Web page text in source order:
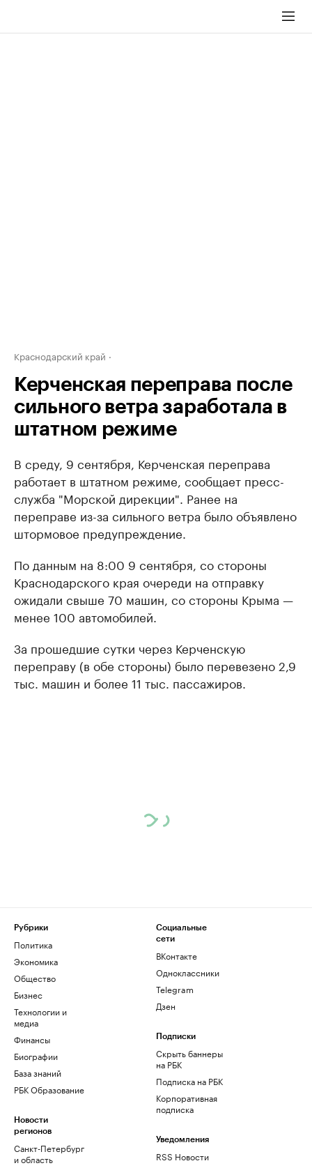
Краснодарский край
Керченская переправа после
сильного ветра заработала в
штатном режиме
В среду, 9 сентября, ​Керченская переправа
работает в штатном режиме, сообщает пресс-
служба "Морской дирекции". Ранее на
переправе из-за сильного ветра было объявлено
штормовое предупреждение.
По данным на 8:00 9 сентября, со стороны
Краснодарского края очереди на отправку
ожидали свыше 70 машин, со стороны Крыма —
менее 100 автомобилей.
За прошедшие сутки через Керченскую
переправу (в обе стороны) было перевезено 2,9
тыс. машин и более 11 тыс. пассажиров.
Рубрики
Политика
Экономика
Общество
Бизнес
Технологии и
медиа
Финансы
Биографии
База знаний
РБК Образование
Новости
регионов
Санкт-Петербург
и область
Социальные
сети
ВКонтакте
Одноклассники
Telegram
Дзен
Подписки
Скрыть баннеры
на РБК
Подписка на РБК
Корпоративная
подписка
Уведомления
RSS Новости